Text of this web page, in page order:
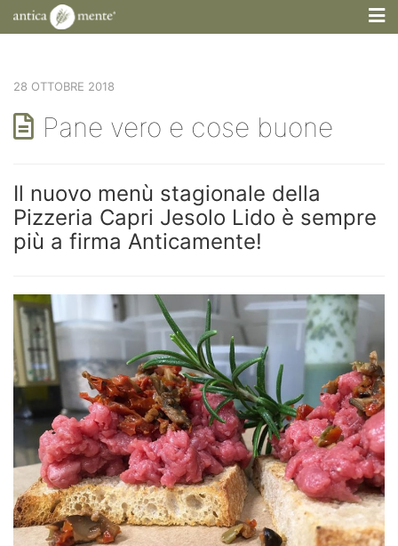
28 OTTOBRE 2018
Pane vero e cose buone
Il nuovo menù stagionale della
Pizzeria Capri Jesolo Lido è sempre
più a firma Anticamente!